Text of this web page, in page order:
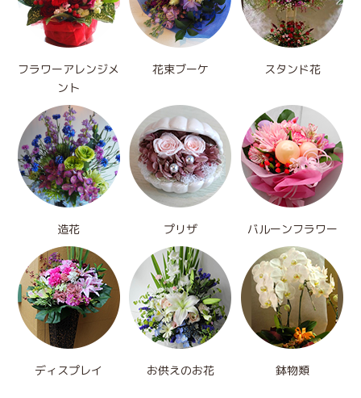
フラワーアレンジメ
ント
花束ブーケ スタンド花
造花 プリザ バルーンフラワー
ディスプレイ お供えのお花 鉢物類